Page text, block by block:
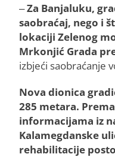
–Za Banjaluku,
saobraćaj, nego i
lokaciji Zelenog
Mrkonjić Grada
izbjeći saobraćanje
Nova dionica
285 metara.
informacijama iz
Kalamegdanske
rehabilitacije